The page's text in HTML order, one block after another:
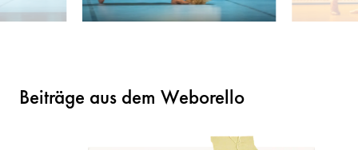
Beiträge aus dem Weborello